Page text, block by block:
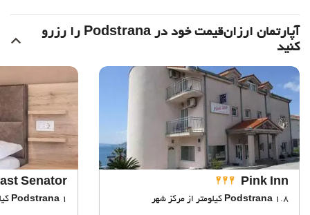
آپارتمان ارزان‌قیمت خود در Podstrana را رزرو
کنید
Pink Inn
Podstrana 1.8 کیلومتر از مرکز شهر
Senator
Podstrana 1 کیلومتر از مرکز شهر